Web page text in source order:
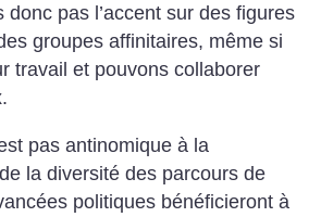
donc pas l’accent sur des figures
groupes affinitaires, même si
travail et pouvons collaborer
pas antinomique à la
la diversité des parcours de
politiques bénéficieront à